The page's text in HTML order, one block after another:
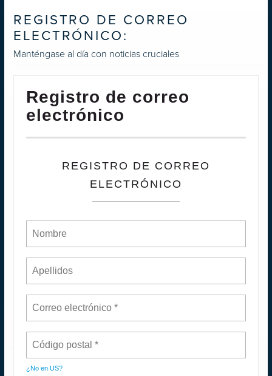
REGISTRO DE CORREO
ELECTRÓNICO:
Manténgase al día con noticias cruciales
Registro de correo
electrónico
REGISTRO DE CORREO
ELECTRÓNICO
¿No en US?